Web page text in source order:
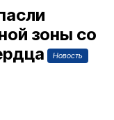
зоны со
Новость